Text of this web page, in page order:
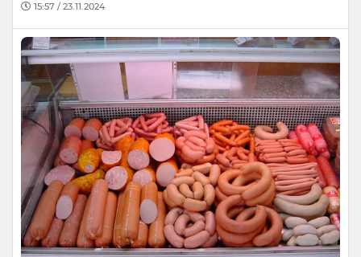
15:57 / 23.11.2024